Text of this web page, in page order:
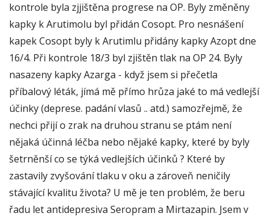
kontrole byla zjjištěna progrese na OP. Byly změněny
kapky k Arutimolu byl přidán Cosopt. Pro nesnášení
kapek Cosopt byly k Arutimlu přidány kapky Azopt dne
16/4. Při kontrole 18/3 byl zjištěn tlak na OP 24. Byly
nasazeny kapky Azarga - když jsem si přečetla
příbalový léták, jímá mě přímo hrůza jaké to má vedlejší
účinky (deprese. padání vlasů .. atd.) samozřejmě, že
nechci přijí o zrak na druhou stranu se ptám není
nějaká účinná léčba nebo nějaké kapky, které by byly
šetrněnší co se týká vedlejších účinků ? Které by
zastavily zvyšování tlaku v oku a zároveň neničily
stávající kvalitu života? U mě je ten problém, že beru
řadu let antidepresiva Seropram a Mirtazapin. Jsem v